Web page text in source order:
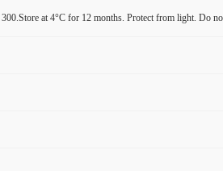
at 4°C for 12 months. Protect from light. Do